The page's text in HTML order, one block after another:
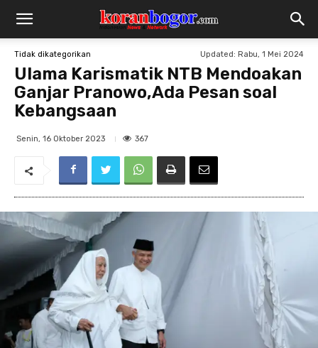
Tidak dikategorikan Updated: Rabu, 1 Mei 2024
Ulama Karismatik NTB Mendoakan
Ganjar Pranowo,Ada Pesan soal
Kebangsaan
Senin, 16 Oktober 2023 367